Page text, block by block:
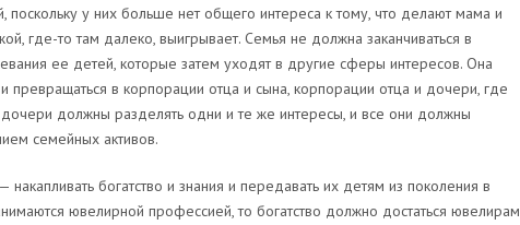
поскольку у них больше нет общего интереса к тому, что делают мама и
где-то там далеко, выигрывает. Семья не должна заканчиваться в
ее детей, которые затем уходят в другие сферы интересов. Она
превращаться в корпорации отца и сына, корпорации отца и дочери, где
дочери должны разделять одни и те же интересы, и все они должны
семейных активов.
богатство и знания и передавать их детям из поколения в
ювелирной профессией, то богатство должно достаться ювелирам